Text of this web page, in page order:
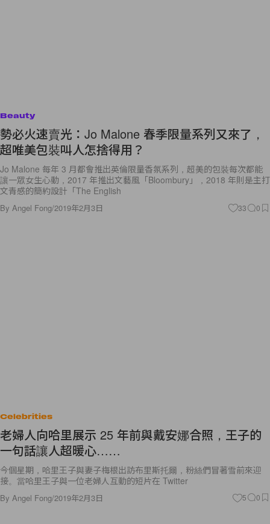
Beauty
勢必火速賣光：Jo Malone 春季限量系列又來了，
超唯美包裝叫人怎捨得用？
Jo Malone 每年 3 月都會推出英倫限量香氛系列，超美的包裝每次都能
讓一眾女生心動，2017 年推出文藝風「Bloombury」，2018 年則是主打
文青感的簡約設計「The English
By Angel Fong/2019年2月3日 33 0
Celebrities
老婦人向哈里展示 25 年前與戴安娜合照，王子的
一句話讓人超暖心……
今個星期，哈里王子與妻子梅根出訪布里斯托爾，粉絲們冒著雪前來迎
接。當哈里王子與一位老婦人互動的短片在 Twitter
By Angel Fong/2019年2月3日 5 0